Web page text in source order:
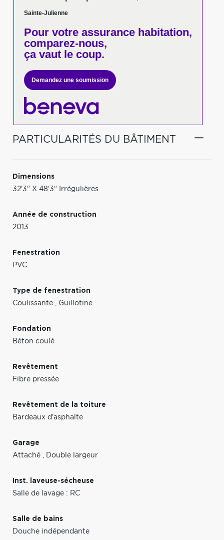
Sainte-Julienne
Pour votreassurance habitation,
comparez-nous,
ça vaut le coup.
Demandez une soumission
PARTICULARITÉS DU BÂTIMENT
Dimensions
32'3" X 48'3" Irrégulières
Année de construction
2013
Fenestration
PVC
Type de fenestration
Coulissante , Guillotine
Fondation
Béton coulé
Revêtement
Fibre pressée
Revêtement de la toiture
Bardeaux d'asphalte
Garage
Attaché , Double largeur
Inst. laveuse-sécheuse
Salle de lavage : RC
Salle de bains
Douche indépendante